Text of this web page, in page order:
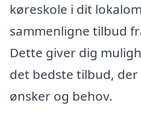
køreskole i dit
sammenligne tilbud
Dette giver dig
det bedste tilbud,
ønsker og behov.